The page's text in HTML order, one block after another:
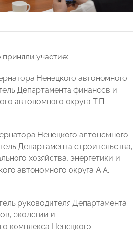
участие:
Ненецкого автономного
Департамента финансов и
автономного округа Т.П.
Ненецкого автономного
Департамента строительства,
хозяйства, энергетики и
автономного округа А.А.
руководителя Департамента
экологии и
комплекса Ненецкого